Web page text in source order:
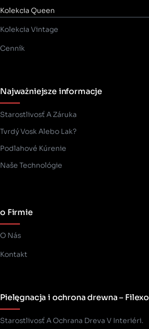
Kolekcia Queen
Kolekcia Vintage
Cenník
Najważniejsze informacje
Starostlivosť A Záruka
Tvrdý Vosk Alebo Lak?
Podlahové Kúrenie
Naše Technológie
o Firmie
O Nás
Kontakt
Pielęgnacja i ochrona drewna – Filexo
Starostlivosť A Ochrana Dreva V Interiéri.